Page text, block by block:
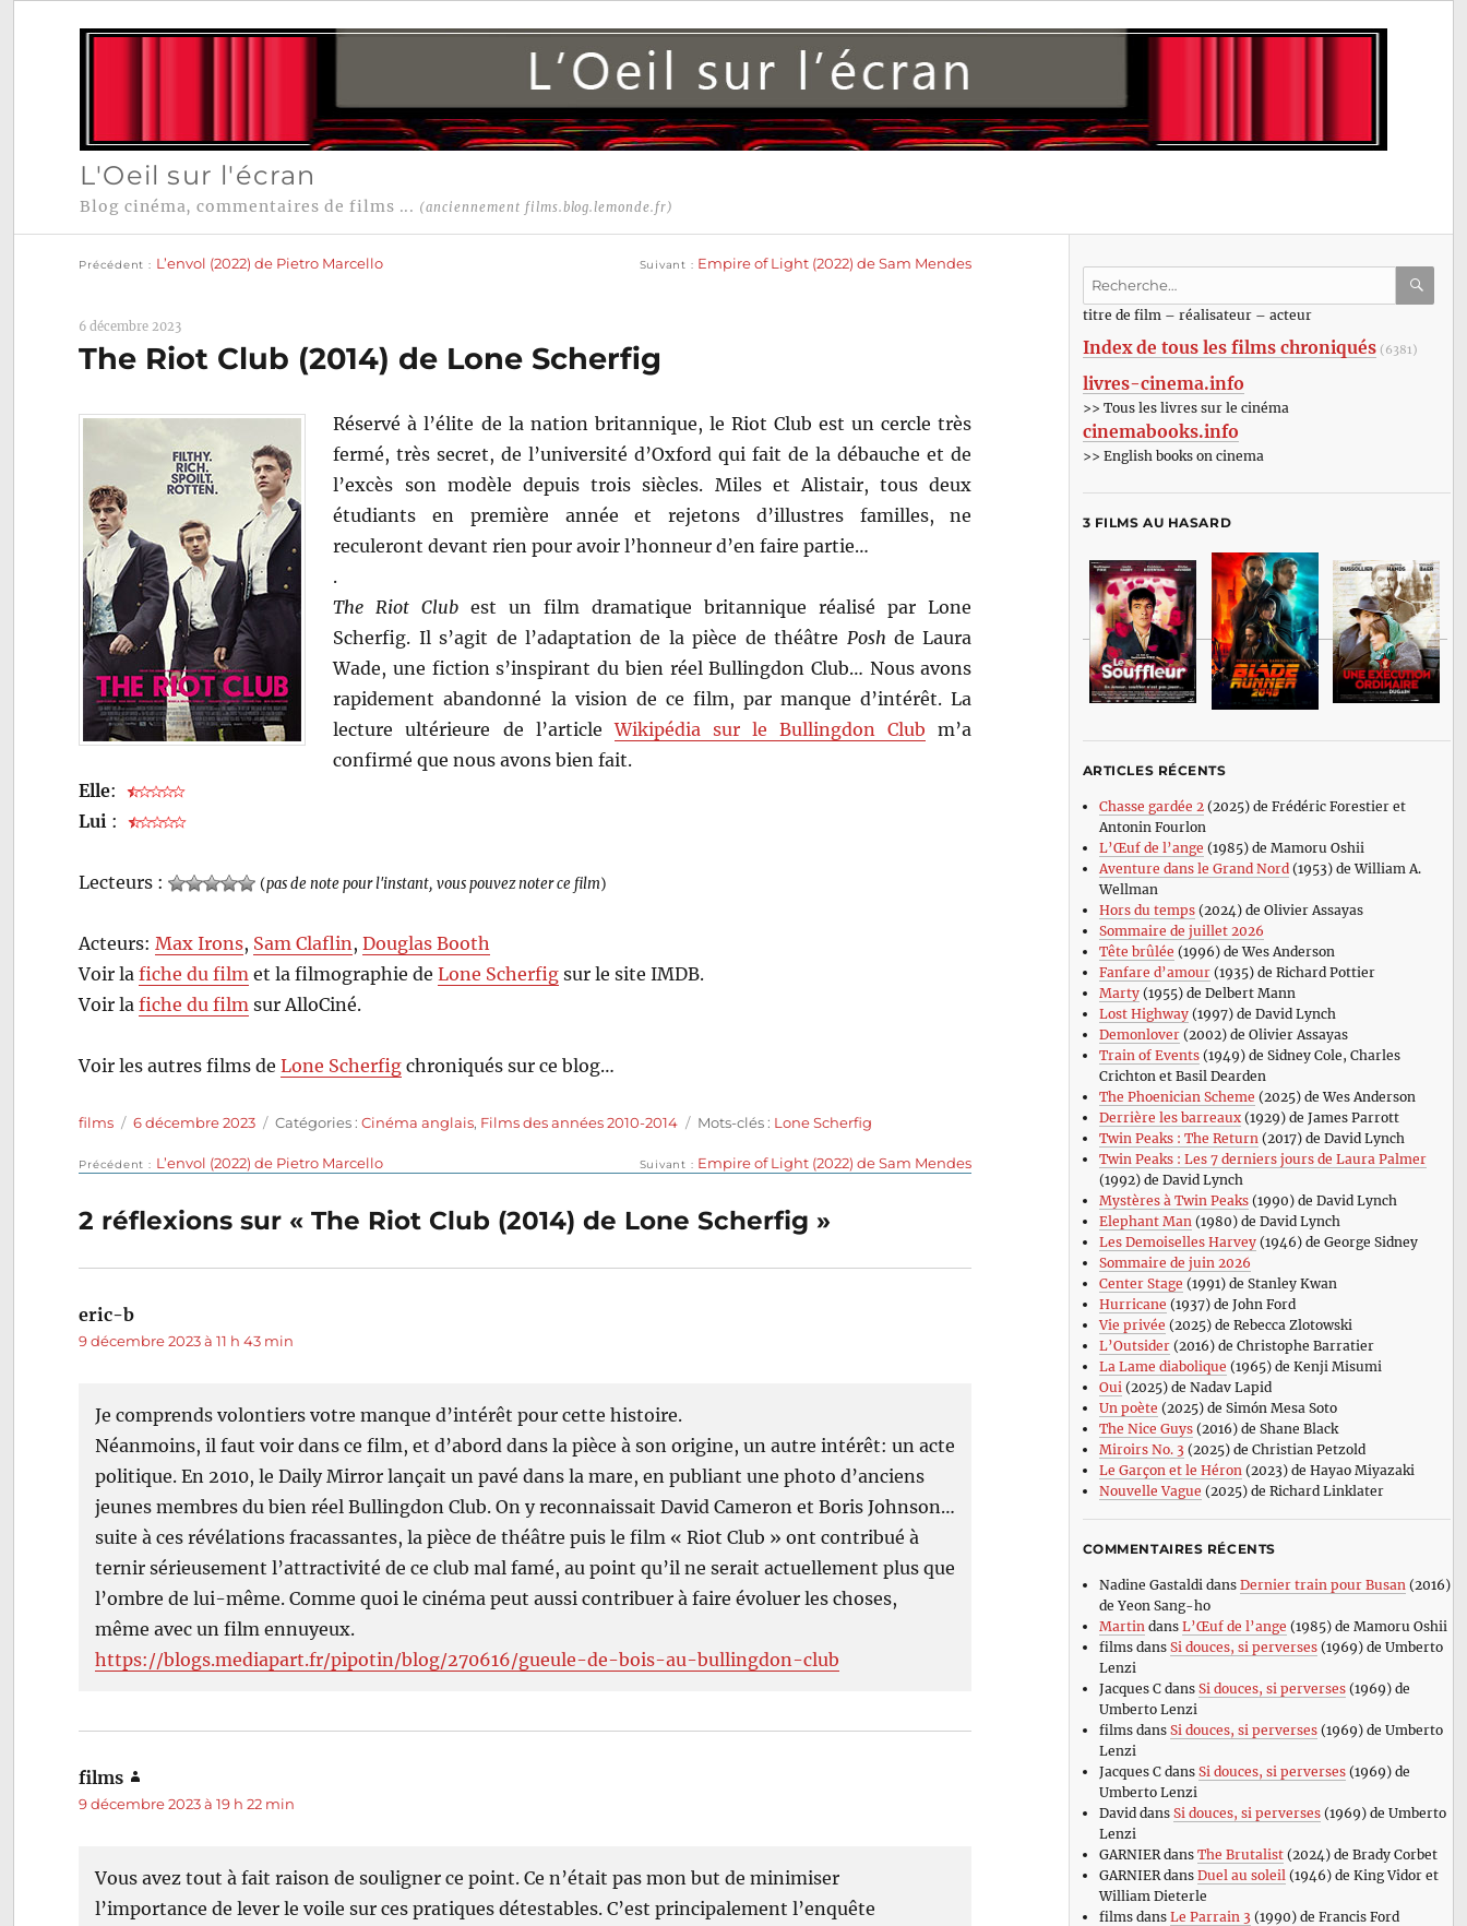
L'Oeil sur l'écran
Blog cinéma, commentaires de films ... (anciennement films.blog.lemonde.fr)
Navigation
l’article
Précédent L’envol (2022) de Pietro Marcello Suivant Empire of Light (2022) de Sam Mendes
6 décembre 2023
The Riot Club (2014) de Lone Scherfig
Réservé à l’élite de la nation britannique, le Riot Club est un cercle très
fermé, très secret, de l’université d’Oxford qui fait de la débauche et de
l’excès son modèle depuis trois siècles. Miles et Alistair, tous deux
étudiants en première année et rejetons d’illustres familles, ne
reculeront devant rien pour avoir l’honneur d’en faire partie…
.
The Riot Club est un film dramatique britannique réalisé par Lone
Scherfig. Il s’agit de l’adaptation de la pièce de théâtre Posh de Laura
Wade, une fiction s’inspirant du bien réel Bullingdon Club… Nous avons
rapidement abandonné la vision de ce film, par manque d’intérêt. La
lecture ultérieure de l’articleWikipédia sur le Bullingdon Club m’a
confirmé que nous avons bien fait.
Elle:
Lui :
Lecteurs : (pas de note pour l'instant, vous pouvez noter ce film)
Acteurs:Max Irons, Sam Claflin ,Douglas Booth
Voir lafiche du film et la filmographie deLone Scherfig sur le site IMDB.
Voir lafiche du film sur AlloCiné.
Voir les autres films deLone Scherfig chroniqués sur ce blog…
Auteur
films
Publié
6 décembre 2023 Catégories
Catégories :Cinéma anglais, Films des années 2010-2014 Étiquettes
Mots-clés : Lone Scherfig
Navigation
de
l’article
Précédent
Publication
L’envol (2022) de Pietro Marcello Suivant
Publication
Empire of Light (2022) de Sam Mendes
2 réflexions sur « The Riot Club (2014) de Lone Scherfig »
eric-b
9 décembre 2023 à 11 h 43 min
Je comprends volontiers votre manque d’intérêt pour cette histoire.
Néanmoins, il faut voir dans ce film, et d’abord dans la pièce à son origine, un autre intérêt: un acte
politique. En 2010, le Daily Mirror lançait un pavé dans la mare, en publiant une photo d’anciens
jeunes membres du bien réel Bullingdon Club. On y reconnaissait David Cameron et Boris Johnson…
suite à ces révélations fracassantes, la pièce de théâtre puis le film « Riot Club » ont contribué à
ternir sérieusement l’attractivité de ce club mal famé, au point qu’il ne serait actuellement plus que
l’ombre de lui-même. Comme quoi le cinéma peut aussi contribuer à faire évoluer les choses,
même avec un film ennuyeux.
https://blogs.mediapart.fr/pipotin/blog/270616/gueule-de-bois-au-bullingdon-club
films
9 décembre 2023 à 19 h 22 min
Vous avez tout à fait raison de souligner ce point. Ce n’était pas mon but de minimiser
l’importance de lever le voile sur ces pratiques détestables. C’est principalement l’enquête
Recherche
:titre de film – réalisateur – acteur
Index de tous les films chroniqués (6381)
livres-cinema.info
>> Tous les livres sur le cinéma
cinemabooks.info
>> English books on cinema
3 FILMS AU HASARD
ARTICLES RÉCENTS
Chasse gardée 2(2025) de Frédéric Forestier et
Antonin Fourlon
L’Œuf de l’ange (1985) de Mamoru Oshii
Aventure dans le Grand Nord(1953) de William A.
Wellman
Hors du temps(2024) de Olivier Assayas
Sommaire de juillet 2026
Tête brûlée (1996) de Wes Anderson
Fanfare d’amour(1935) de Richard Pottier
Marty(1955) de Delbert Mann
Lost Highway(1997) de David Lynch
Demonlover(2002) de Olivier Assayas
Train of Events(1949) de Sidney Cole, Charles
Crichton et Basil Dearden
The Phoenician Scheme (2025) de Wes Anderson
Derrière les barreaux(1929) de James Parrott
Twin Peaks : The Return(2017) de David Lynch
Twin Peaks : Les 7 derniers jours de Laura Palmer
(1992) de David Lynch
Mystères à Twin Peaks(1990) de David Lynch
Elephant Man(1980) de David Lynch
Les Demoiselles Harvey(1946) de George Sidney
Sommaire de juin 2026
Center Stage (1991) de Stanley Kwan
Hurricane (1937) de John Ford
Vie privée (2025) de Rebecca Zlotowski
L’Outsider(2016) de Christophe Barratier
La Lame diabolique (1965) de Kenji Misumi
Oui(2025) de Nadav Lapid
Un poète (2025) de Simón Mesa Soto
The Nice Guys(2016) de Shane Black
Miroirs No. 3 (2025) de Christian Petzold
Le Garçon et le Héron(2023) de Hayao Miyazaki
Nouvelle Vague (2025) de Richard Linklater
COMMENTAIRES RÉCENTS
Nadine Gastaldi dans Dernier train pour Busan (2016)
de Yeon Sang-ho
Martin dans L’Œuf de l’ange (1985) de Mamoru Oshii
filmsdans Si douces, si perverses(1969) de Umberto
Lenzi
Jacques Cdans Si douces, si perverses(1969) de
Umberto Lenzi
filmsdans Si douces, si perverses(1969) de Umberto
Lenzi
Jacques Cdans Si douces, si perverses(1969) de
Umberto Lenzi
David dans Si douces, si perverses(1969) de Umberto
Lenzi
GARNIERdans The Brutalist(2024) de Brady Corbet
GARNIERdans Duel au soleil (1946) de King Vidor et
William Dieterle
filmsdans Le Parrain 3 (1990) de Francis Ford